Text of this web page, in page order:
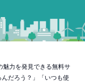
魅力を発見できる無料サ
だろう？」「いつも使